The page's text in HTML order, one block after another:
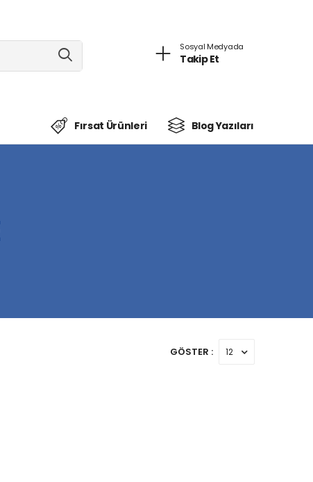
Sosyal Medyada
Takip Et
Fırsat Ürünleri Blog Yazıları
GÖSTER :